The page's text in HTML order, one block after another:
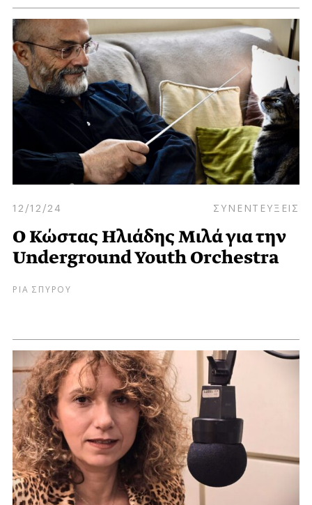
12/12/24 ΣΥΝΕΝΤΕΥΞΕΙΣ
Ο Κώστας Ηλιάδης Μιλά για την
Underground Youth Orchestra
ΡΙΑ ΣΠΥΡΟΥ